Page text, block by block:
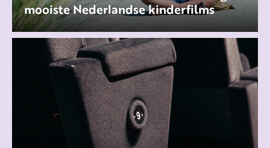
mooiste Nederlandse kinderfilms